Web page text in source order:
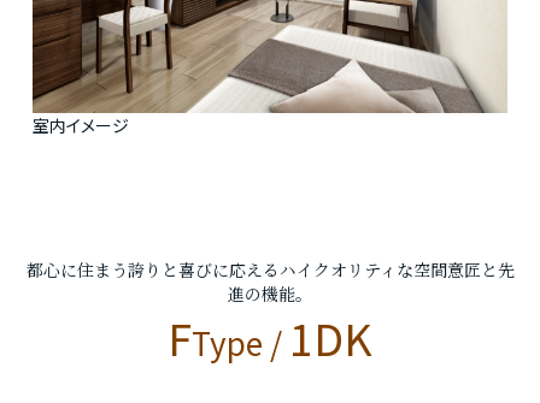
室内イメージ
都心に住まう誇りと喜びに応えるハイクオリティな空間意匠と先
進の機能。
FType / 1DK